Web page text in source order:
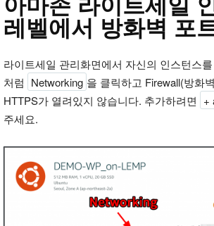
아마존 라이트세일
레벨에서 방화벽 포
라이트세일 관리화면에서 자신의 인스턴스
처럼 Networking 을 클릭하고 Firewall(방화
HTTPS가 열려있지 않습니다. 추가하려면 +
주세요.